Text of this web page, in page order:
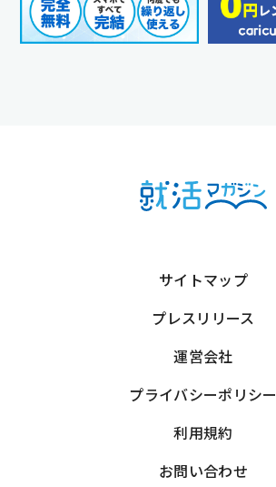
サイトマップ
プレスリリース
運営会社
プライバシーポリシー
利用規約
お問い合わせ